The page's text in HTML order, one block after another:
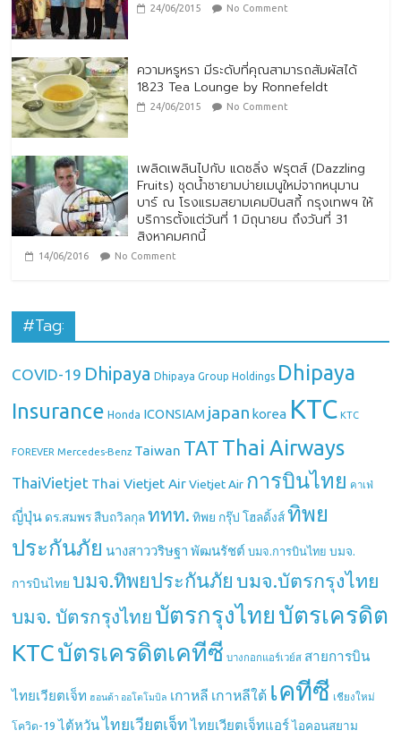
24/06/2015 No Comment
ความหรูหรา มีระดับที่คุณสามารถสัมผัสได้
1823 Tea Lounge by Ronnefeldt
24/06/2015 No Comment
เพลิดเพลินไปกับ แดซลิ่ง ฟรุตส์ (Dazzling
Fruits) ชุดน้ำชายามบ่ายเมนูใหม่จากหนุมาน
บาร์ ณ โรงแรมสยามเคมปินสกี้ กรุงเทพฯ ให้
บริการตั้งแต่วันที่ 1 มิถุนายน ถึงวันที่ 31
สิงหาคมศกนี้
14/06/2016 No Comment
#Tag:
COVID-19 Dhipaya Dhipaya Group Holdings Dhipaya
Insurance Honda ICONSIAM japan korea KTC KTC
FOREVER Mercedes-Benz Taiwan TAT Thai Airways
ThaiVietjet Thai Vietjet Air Vietjet Air การบินไทย คาเฟ่
ญี่ปุ่น ดร.สมพร สืบถวิลกุล ททท. ทิพย กรุ๊ป โฮลดิ้งส์ ทิพย
ประกันภัย นางสาววริษฐา พัฒนรัชต์ บมจ.การบินไทย บมจ.
การบินไทย บมจ.ทิพยประกันภัย บมจ.บัตรกรุงไทย
บมจ. บัตรกรุงไทย บัตรกรุงไทย บัตรเครดิต
KTCบัตรเครดิตเคทีซี บางกอกแอร์เวย์ส สายการบิน
ไทยเวียตเจ็ท ฮอนด้า ออโตโมบิล เกาหลี เกาหลีใต้ เคทีซี เชียงใหม่
โควิด-19 ไต้หวัน ไทยเวียตเจ็ท ไทยเวียตเจ็ทแอร์ ไอคอนสยาม